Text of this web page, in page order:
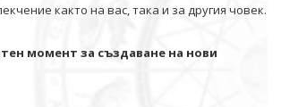
както на вас, така и за другия човек.
момент за създаване на нови